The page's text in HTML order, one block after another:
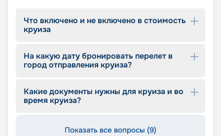
Что включено и не включено в стоимость
круиза
На какую дату бронировать перелет в
город отправления круиза?
Какие документы нужны для круиза и во
время круиза?
Показать все вопросы (9)